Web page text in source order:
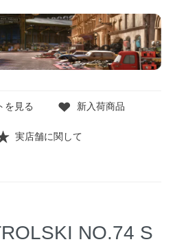
を見る 新入荷商品
実店舗に関して
NO.74 S